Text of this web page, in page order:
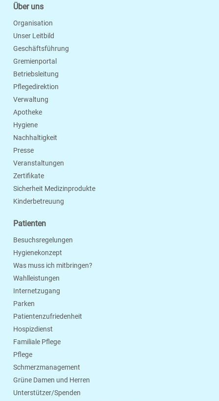
Über uns
Organisation
Unser Leitbild
Geschäftsführung
Gremienportal
Betriebsleitung
Pflegedirektion
Verwaltung
Apotheke
Hygiene
Nachhaltigkeit
Presse
Veranstaltungen
Zertifikate
Sicherheit Medizinprodukte
Kinderbetreuung
Patienten
Besuchsregelungen
Hygienekonzept
Was muss ich mitbringen?
Wahlleistungen
Internetzugang
Parken
Patientenzufriedenheit
Hospizdienst
Familiale Pflege
Pflege
Schmerzmanagement
Grüne Damen und Herren
Unterstützer/Spenden